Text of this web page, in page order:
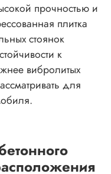
прочностью и
плитка
стоянок
к
вибролитых
для